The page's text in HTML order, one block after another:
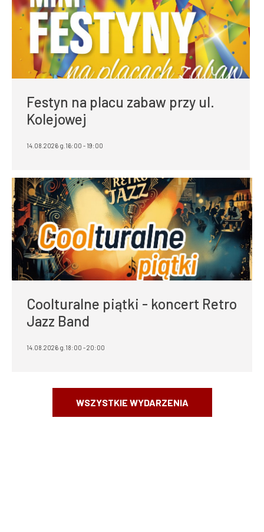
Festyn na placu zabaw przy ul.
Kolejowej
14.08.2026 g.16:00 - 19:00
Coolturalne piątki - koncert Retro
Jazz Band
14.08.2026 g.18:00 - 20:00
WSZYSTKIE WYDARZENIA